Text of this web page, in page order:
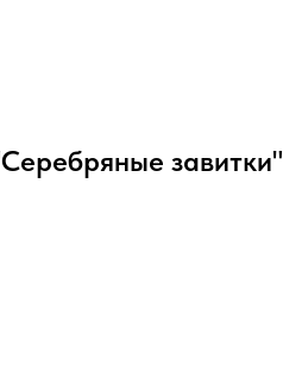
завитки"